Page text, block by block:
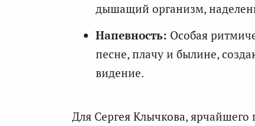
дышащий организм,
Напевность: Особая
песне, плачу и былине,
видение.
Для Сергея Клычкова, ярчайшего